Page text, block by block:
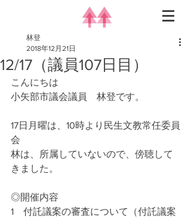
12/17（議員107日目）
林登
2018年12月21日
こんにちは
小矢部市議会議員　林登です。
17日月曜は、10時より民生文教常任委員
会
林は、所属していないので、傍聴して
きました。
◎開催内容
1　付託議案の審査について（付託議案